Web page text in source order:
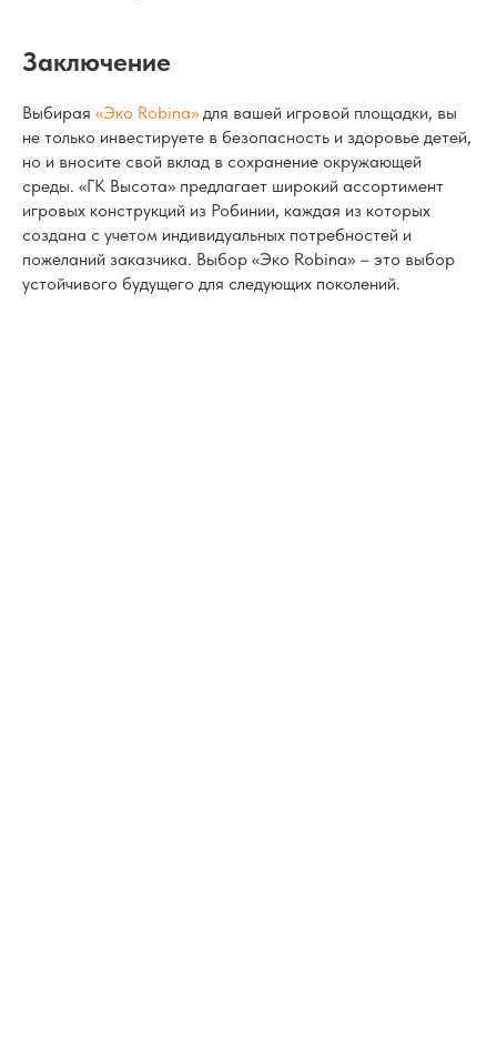
Заключение
Выбирая «Эко Robina» для вашей игровой площадки, вы
не только инвестируете в безопасность и здоровье детей,
но и вносите свой вклад в сохранение окружающей
среды. «ГК Высота» предлагает широкий ассортимент
игровых конструкций из Робинии, каждая из которых
создана с учетом индивидуальных потребностей и
пожеланий заказчика. Выбор «Эко Robina» – это выбор
устойчивого будущего для следующих поколений.